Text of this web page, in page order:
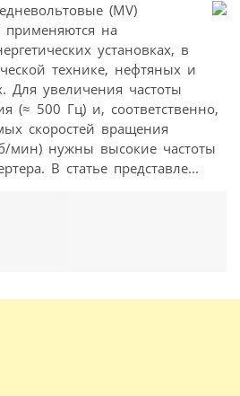
(MV)
на
установках, в
технике, нефтяных и
Для увеличения частоты
(≈ 500 Гц) и, соответственно,
скоростей вращения
мин) нужны высокие частоты
В статье представле...